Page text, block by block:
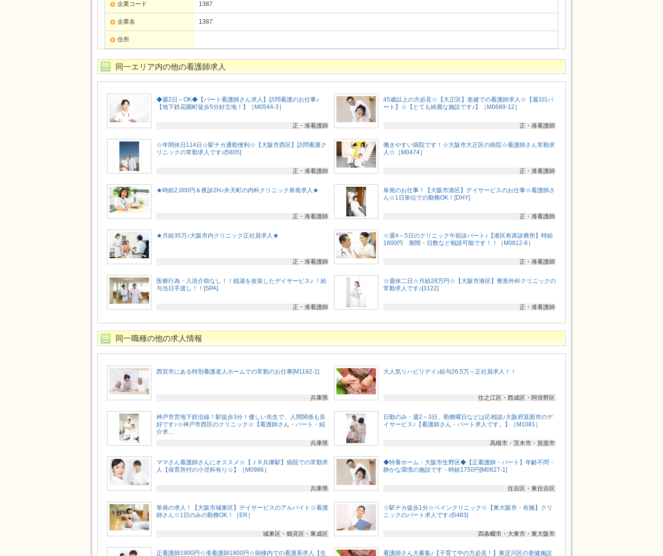
企業コード 1387
企業名 1387
住所
同一エリア内の他の看護師求人
◆週2日～OK◆【パート看護師さん求人】訪問看護のお仕事♪
【地下鉄花園町徒歩5分好立地！】［M0544-3］
正・准看護師
45歳以上の方必見☆【大正区】老健での看護師求人☆【週3日パ
ート】☆【とても綺麗な施設です♪】［M0689-12］
正・准看護師
☆年間休日114日☆駅チカ通勤便利☆【大阪市西区】訪問看護ク
リニックの常勤求人です♪[5805]
正・准看護師
働きやすい病院です！☆大阪市大正区の病院☆看護師さん常勤求
人☆［M0474］
正・准看護師
★時給2,000円＆夜診2H♪弁天町の内科クリニック単発求人★
正・准看護師
単発のお仕事！【大阪市港区】デイサービスのお仕事☆看護師さ
ん☆1日単位での勤務OK！[DHY]
正・准看護師
★月給35万♪大阪市内クリニック正社員求人★
正・准看護師
☆週4～5日のクリニック午前診パート♪【港区有床診療所】時給
1600円 期間・日数など相談可能です！！［M0812-6］
正・准看護師
医療行為・入浴介助なし！！銭湯を改装したデイサービス♪ ！給
与当日手渡し！！[SPA]
正・准看護師
☆週休二日☆月給28万円☆【大阪市港区】整形外科クリニックの
常勤求人です♪[3122]
正・准看護師
同一職種の他の求人情報
西宮市にある特別養護老人ホームでの常勤のお仕事[M1192-1]
兵庫県
大人気リハビリデイ♪給与26.5万～正社員求人！！
住之江区・西成区・阿倍野区
神戸市営地下鉄沿線！駅徒歩3分！優しい先生で、人間関係も良
好です♪☆神戸市西区のクリニック☆【看護師さん・パート・紹
介求…
兵庫県
日勤のみ・週2～3日、勤務曜日などは応相談♪大阪府箕面市のデ
イサービス♪【看護師さん・パート求人です。】［M1081］
高槻市・茨木市・箕面市
ママさん看護師さんにオススメ☆【ＪＲ兵庫駅】病院での常勤求
人【保育所付の小児科有り☆】［M0986］
兵庫県
◆特養ホーム：大阪市生野区◆【正看護師・パート】年齢不問・
静かな環境の施設です・時給1750円[M0627-1]
住吉区・東住吉区
単発の求人！【大阪市城東区】デイサービスのアルバイト☆看護
師さん☆1日のみの勤務OK！［ER］
城東区・鶴見区・東成区
☆駅チカ徒歩1分☆ペインクリニック☆【東大阪市・布施】クリ
ニックのパート求人です♪[5483]
四条畷市・大東市・東大阪市
正看護師1900円☆准看護師1800円☆病棟内での看護系求人【生 看護師さん大募集♪【子育て中の方必見！】東淀川区の老健施設